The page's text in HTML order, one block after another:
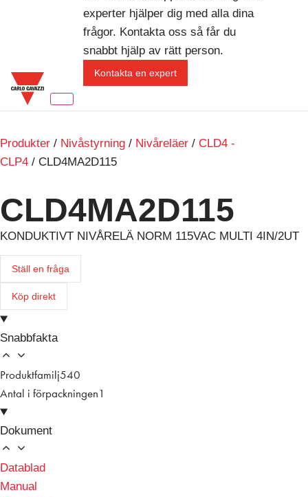
experter hjälper dig med alla dina
frågor. Kontakta oss så får du
snabbt hjälp av rätt person.
Kontakta en expert
Produkter / Nivåstyrning / Nivåreläer / CLD4 -
CLP4 / CLD4MA2D115
CLD4MA2D115
KONDUKTIVT NIVÅRELÄ NORM 115VAC MULTI 4IN/2UT
Ställ en fråga
Köp direkt
Snabbfakta
Produktfamilj540
Antal i förpackningen 1
Dokument
Datablad
Manual